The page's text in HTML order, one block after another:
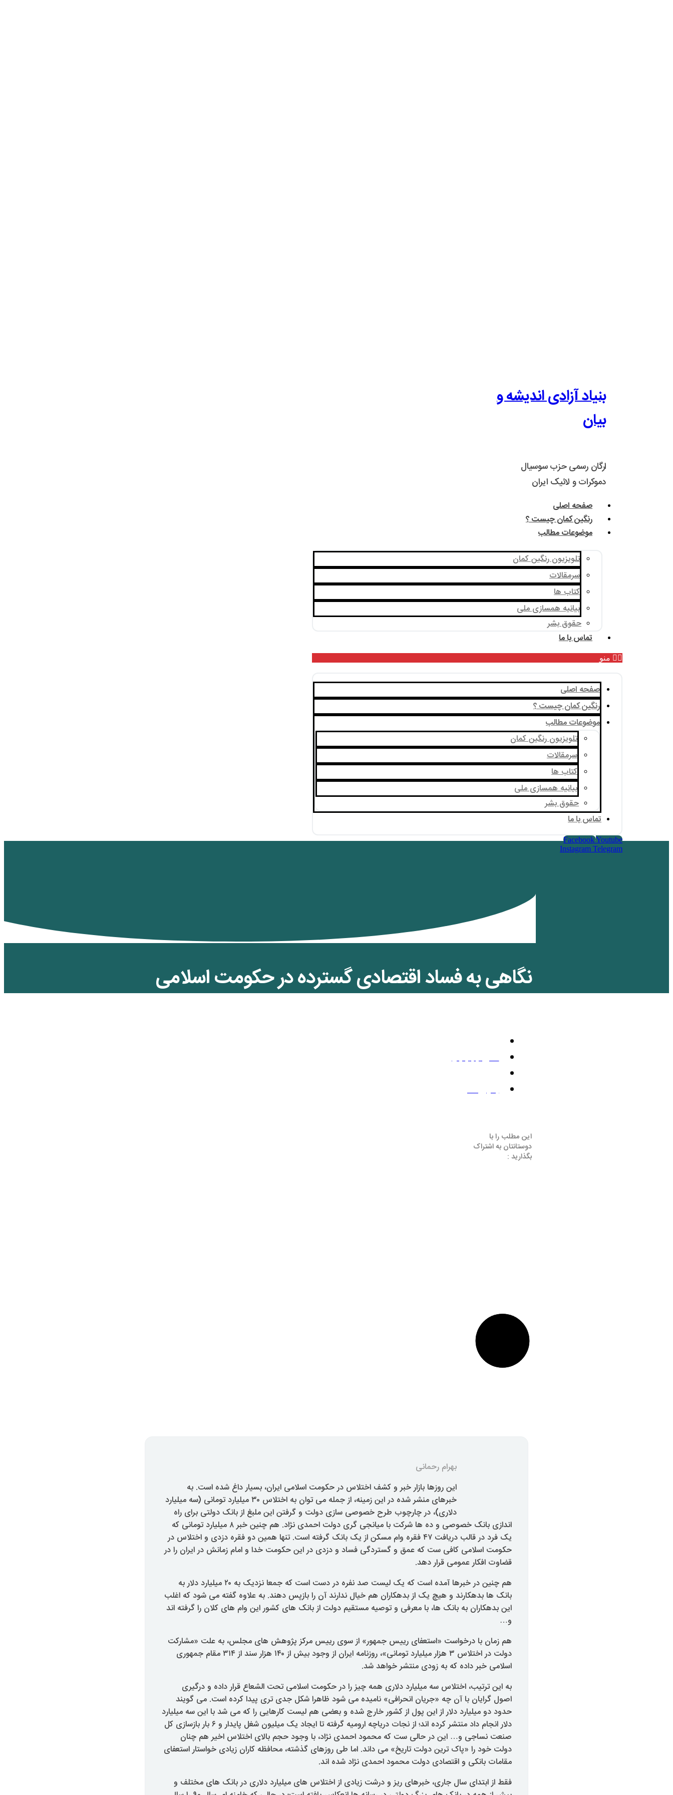
بنیاد آزادی اندیشه و
بیان
ارگان رسمی حزب سوسیال
دموکرات و لائیک ایران
صفحه اصلی
رنگین کمان چیست ؟
موضوعات مطالب
تلویزیون رنگین کمان
سرمقالات
کتاب ها
بیانیه همسازی ملی
حقوق بشر
تماس با ما
منو
صفحه اصلی
رنگین کمان چیست ؟
موضوعات مطالب
تلویزیون رنگین کمان
سرمقالات
کتاب ها
بیانیه همسازی ملی
حقوق بشر
تماس با ما
FacebookYoutube
Instagram Telegram
نگاهی به فساد اقتصادی گسترده در حکومت اسلامی
اکتبر 1, 2011
بدون نظر
این مطلب را با
دوستانتان به اشتراک
بگذارید :
بهرام رحمانی
این روزها بازار خبر و کشف اختلاس در حکومت اسلامی ایران، بسیار داغ شده است. به
خبرهای منشر شده در این زمینه، از جمله می توان به اختلاس ۳۰ میلیارد تومانی (سه میلیارد
دلاری)، در چارچوب طرح خصوصی سازی دولت و گرفتن این ملبغ از بانک دولتی برای راه
اندازی بانک خصوصی و ده ها شرکت با میانجی گری دولت احمدی نژاد. هم چنین خبر ۸ میلیارد تومانی که
یک فرد در قالب دریافت ۴۷ فقره وام مسکن از یک بانک گرفته است. تنها همین دو فقره دزدی و اختلاس در
حکومت اسلامی کافی ست که عمق و گستردگی فساد و دزدی در این حکومت خدا و امام زمانش در ایران را در
قضاوت افکار عمومی قرار دهد.
هم چنین در خبرها آمده است که یک لیست صد نفره در دست است که جمعا نزدیک به ۲۰ میلیارد دلار به
بانک ها بدهکارند و هیچ یک از بدهکاران هم خیال ندارند آن را بازپس دهند. به علاوه گفته می شود که اغلب
این بدهکاران به بانک ها، با معرفی و توصیه مستقیم دولت از بانک های کشور این وام های کلان را گرفته اند
و…
هم زمان با درخواست «استعفای رییس جمهور» از سوی رییس مرکز پژوهش های مجلس، به علت «مشارکت
دولت در اختلاس ۳ هزار میلیارد تومانی»، روزنامه ایران از وجود بیش از ۱۴۰ هزار سند از ۳۱۴ مقام جمهوری
اسلامی خبر داده که به زودی منتشر خواهد شد.
به این ترتیب، اختلاس سه میلیارد دلاری همه چیز را در حکومت اسلامی تحت الشعاع قرار داده و درگیری
اصول گرایان با آن چه «جریان انحرافی» نامیده می‏ شود ظاهرا شکل جدی تری پیدا کرده است. می ‏گویند
حدود دو میلیارد دلار از این پول از کشور خارج شده و بعضی هم لیست کارهایی را که می ‏شد با این سه میلیارد
دلار انجام داد منتشر کرده اند؛ از نجات دریاچه ارومیه گرفته تا ایجاد یک میلیون شغل پایدار و ۶ بار بازسازی کل
صنعت نساجی و… این در حالی ست که محمود احمدی نژاد، با وجود حجم بالای اختلاس اخیر هم چنان
دولت خود را «پاک ‏ترین دولت تاریخ» می‏ داند. اما طی روزهای گذشته، محافظه کاران زیادی خواستار استعفای
مقامات بانکی و اقتصادی دولت محمود احمدی نژاد شده ‏اند.
فقط از ابتدای سال جاری، خبرهای ریز و درشت زیادی از اختلاس های میلیارد دلاری در بانک های مختلف و